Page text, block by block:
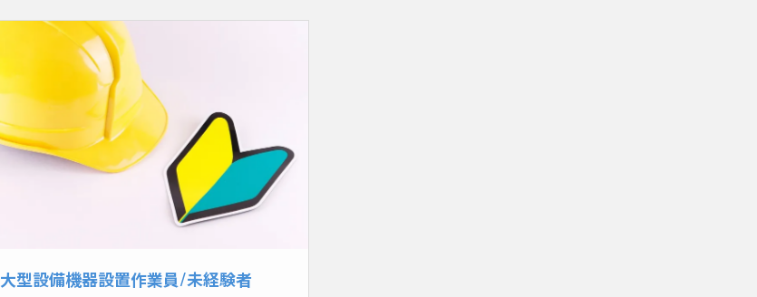
大型設備機器設置作業員/未経験者